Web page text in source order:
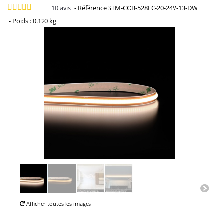
10avis - RéférenceSTM-COB-528FC-20-24V-13-DW
- Poids :0.120 kg
Afficher toutes les images